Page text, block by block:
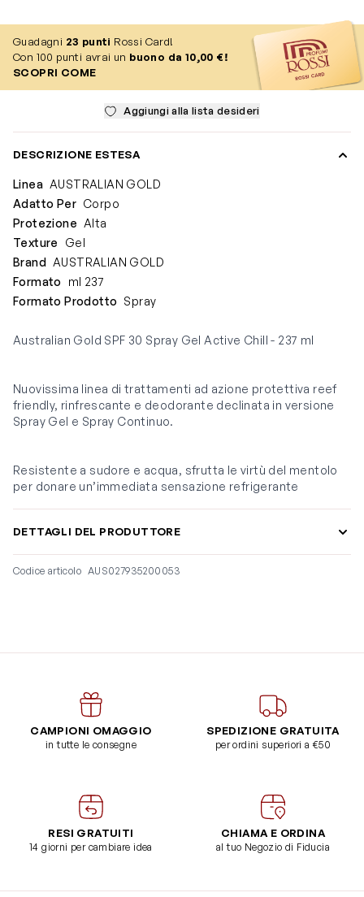
Guadagni 23 punti Rossi Card!
Con 100 punti avrai un buono da 10,00 €!
SCOPRI COME
Aggiungi alla lista desideri
DESCRIZIONE ESTESA
Linea AUSTRALIAN GOLD
Adatto Per Corpo
Protezione Alta
Texture
Gel
Brand AUSTRALIAN GOLD
Formato
ml 237
Formato Prodotto Spray
Australian Gold SPF 30 Spray Gel Active Chill - 237 ml
Nuovissima linea di trattamenti ad azione protettiva reef
friendly, rinfrescante e deodorante declinata in versione
Spray Gel e Spray Continuo.
Resistente a sudore e acqua, sfrutta le virtù del mentolo
per donare un’immediata sensazione refrigerante
DETTAGLI DEL PRODUTTORE
Codice articolo AUS027935200053
CAMPIONI OMAGGIO
in tutte le consegne
SPEDIZIONE GRATUITA
per ordini superiori a €50
RESI GRATUITI
14 giorni per cambiare idea
CHIAMA E ORDINA
al tuo Negozio di Fiducia